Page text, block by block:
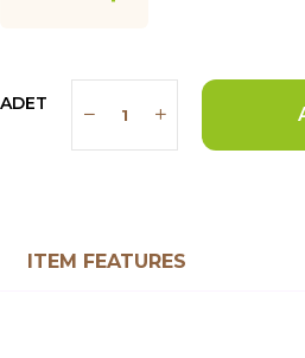
ADET
ITEM FEATURES